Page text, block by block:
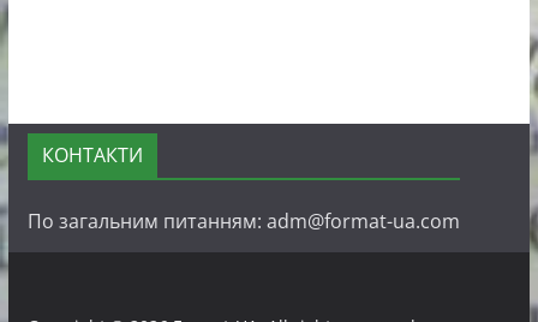
КОНТАКТИ
По загальним питанням: adm@format-ua.com